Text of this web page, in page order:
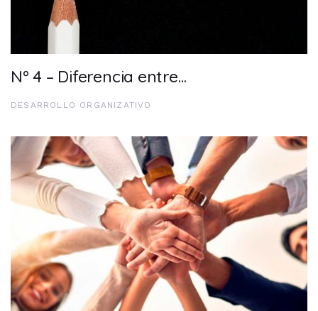
Nº 4 – Diferencia entre…
DESARROLLO ORGANIZATIVO